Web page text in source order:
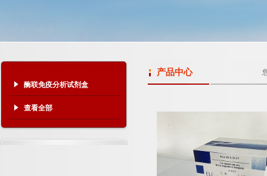
酶联免疫分析试剂盒
查看全部
产品中心